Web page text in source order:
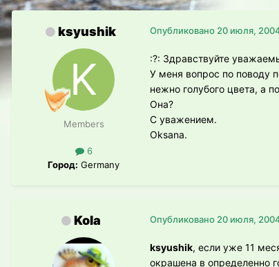
ksyushik
Members
6
Город: Germany
Опубликовано 20 июля,
:?: Здравствуйте
У меня вопрос по поводу
нежно голубого цвета, а
Она?
С уважением.
Oksana.
Kola Опубликовано 20 июля,
ksyushik, если уже 11
окрашена в определенно